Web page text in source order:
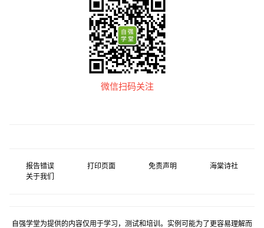
微信扫码关注
报告错误 打印页面 免责声明
海棠诗社
关于我们
自强学堂为提供的内容仅用于学习，测试和培训。实例可能为了更容易理解而